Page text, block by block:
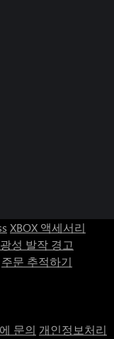
XBOX 액세서리
성 발작 경고
주문 추적하기
문의 개인정보처리